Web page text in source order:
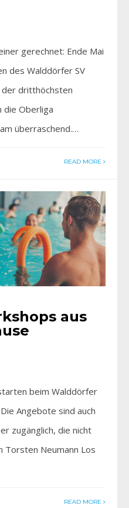
gerechnet: Ende Mai
des Walddörfer SV
der dritthöchsten
die Oberliga
überraschend.…
READ MORE
aus
beim Walddörfer
Angebote sind auch
zugänglich, die nicht
Torsten Neumann Los
READ MORE